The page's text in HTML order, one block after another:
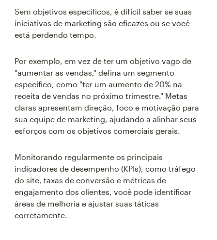
Sem objetivos específicos, é difícil saber se suas
iniciativas de marketing são eficazes ou se você
está perdendo tempo.
Por exemplo, em vez de ter um objetivo vago de
"aumentar as vendas," defina um segmento
específico, como "ter um aumento de 20% na
receita de vendas no próximo trimestre." Metas
claras apresentam direção, foco e motivação para
sua equipe de marketing, ajudando a alinhar seus
esforços com os objetivos comerciais gerais.
Monitorando regularmente os principais
indicadores de desempenho (KPIs), como tráfego
do site, taxas de conversão e métricas de
engajamento dos clientes, você pode identificar
áreas de melhoria e ajustar suas táticas
corretamente.